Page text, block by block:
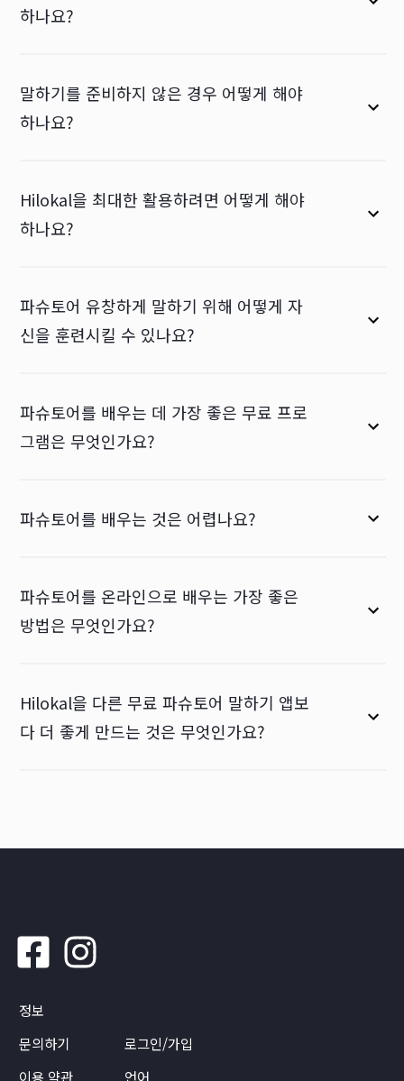
하나요?
말하기를 준비하지 않은 경우 어떻게 해야
하나요?
Hilokal을 최대한 활용하려면 어떻게 해야
하나요?
파슈토어 유창하게 말하기 위해 어떻게 자
신을 훈련시킬 수 있나요?
파슈토어를 배우는 데 가장 좋은 무료 프로
그램은 무엇인가요?
파슈토어를 배우는 것은 어렵나요?
파슈토어를 온라인으로 배우는 가장 좋은
방법은 무엇인가요?
Hilokal을 다른 무료 파슈토어 말하기 앱보
다 더 좋게 만드는 것은 무엇인가요?
정보
문의하기
이용 약관
로그인/가입
언어